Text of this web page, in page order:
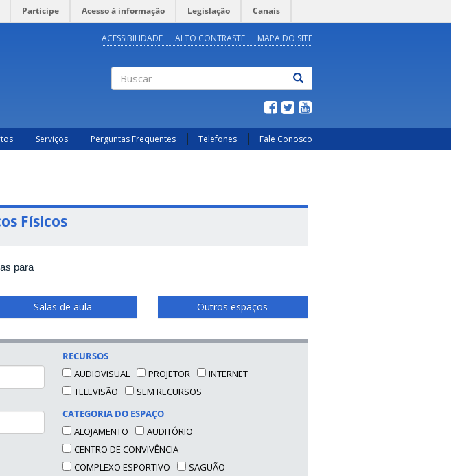
Participe Acesso à informação Legislação Canais
ACESSIBILIDADE ALTO CONTRASTE MAPA DO SITE
Serviços Perguntas Frequentes Telefones Fale Conosco
Físicos
para
Salas de aula Outros espaços
RECURSOS
AUDIOVISUAL
PROJETOR
INTERNET
TELEVISÃO
SEM RECURSOS
CATEGORIA DO ESPAÇO
ALOJAMENTO
AUDITÓRIO
CENTRO DE CONVIVÊNCIA
COMPLEXO ESPORTIVO
SAGUÃO